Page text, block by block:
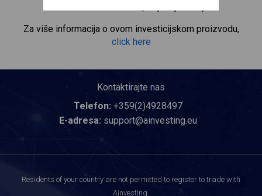
Za više informacija o ovom investicijskom proizvodu,
click here
Kontaktirajte nas
Telefon: +359(2)4928497
E-adresa: support@ainvesting.eu
Residents of your country are not permitted to register to trade with
Ainvesting.